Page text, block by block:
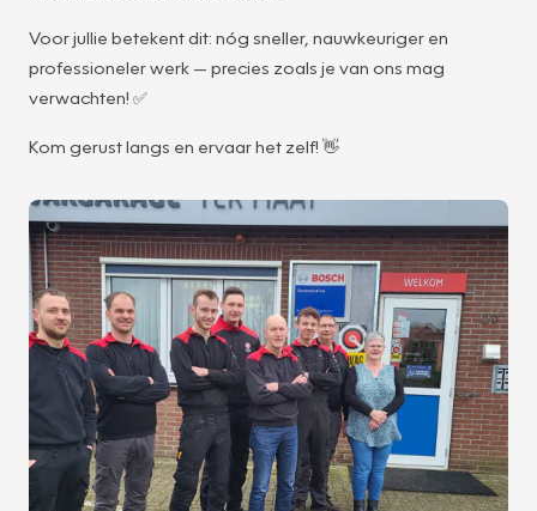
Voor jullie betekent dit: nóg sneller, nauwkeuriger en
professioneler werk — precies zoals je van ons mag
verwachten! ✅
Kom gerust langs en ervaar het zelf! 👋